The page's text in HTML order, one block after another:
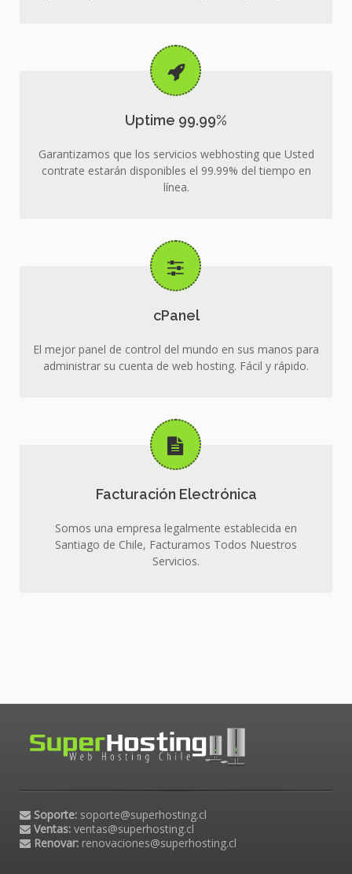
Uptime 99.99%
Garantizamos que los servicios webhosting que Usted
contrate estarán disponibles el 99.99% del tiempo en
línea.
cPanel
El mejor panel de control del mundo en sus manos para
administrar su cuenta de web hosting. Fácil y rápido.
Facturación Electrónica
Somos una empresa legalmente establecida en
Santiago de Chile, Facturamos Todos Nuestros
Servicios.
Soporte: soporte@superhosting.cl
Ventas: ventas@superhosting.cl
Renovar: renovaciones@superhosting.cl